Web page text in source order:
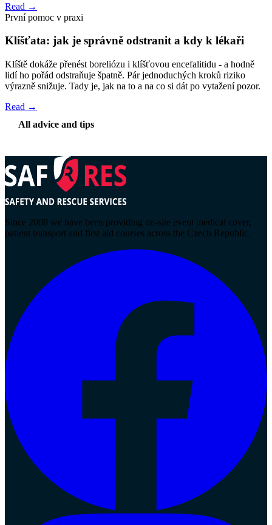
Read →
První pomoc v praxi
Klíšťata: jak je správně odstranit a kdy k lékaři
Klíště dokáže přenést boreliózu i klíšťovou encefalitidu - a hodně
lidí ho pořád odstraňuje špatně. Pár jednoduchých kroků riziko
výrazně snižuje. Tady je, jak na to a na co si dát po vytažení pozor.
Read →
All advice and tips
Since 2008 we have been providing on-site event medical cover,
patient transport and first aid courses across the Czech Republic.